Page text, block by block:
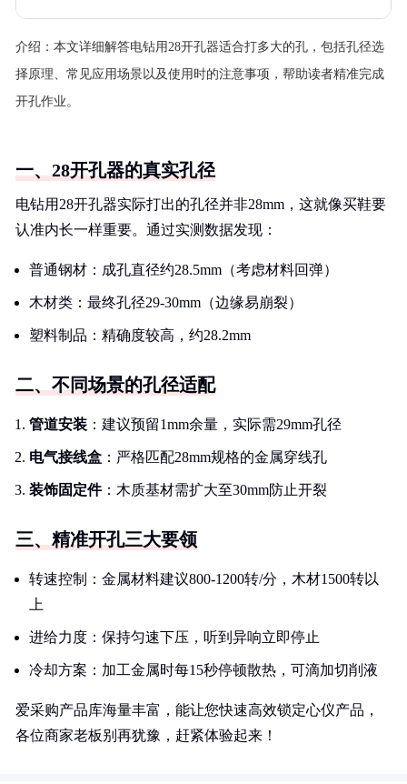
介绍： 本文详细解答电钻用28开孔器适合打多大的孔，包括孔径选
择原理、常见应用场景以及使用时的注意事项，帮助读者精准完成
开孔作业。
一、28开孔器的真实孔径
电钻用28开孔器实际打出的孔径并非28mm，这就像买鞋要
认准内长一样重要。通过实测数据发现：
普通钢材：成孔直径约28.5mm（考虑材料回弹）
木材类：最终孔径29-30mm（边缘易崩裂）
塑料制品：精确度较高，约28.2mm
二、不同场景的孔径适配
管道安装 ：建议预留1mm余量，实际需29mm孔径
电气接线盒 ：严格匹配28mm规格的金属穿线孔
装饰固定件：木质基材需扩大至30mm防止开裂
三、精准开孔三大要领
转速控制：金属材料建议800-1200转/分，木材1500转以
上
进给力度：保持匀速下压，听到异响立即停止
冷却方案：加工金属时每15秒停顿散热，可滴加切削液
爱采购产品库海量丰富，能让您快速高效锁定心仪产品，
各位商家老板别再犹豫，赶紧体验起来！